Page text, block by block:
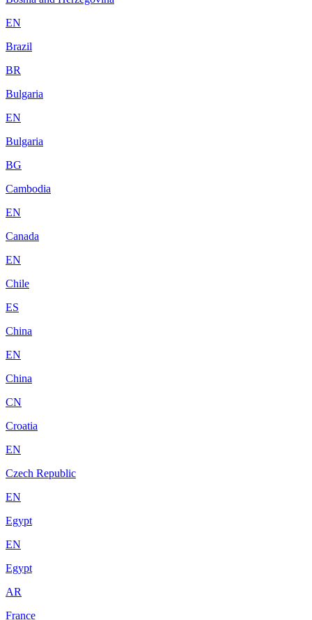
EN
Brazil
BR
Bulgaria
EN
Bulgaria
BG
Cambodia
EN
Canada
EN
Chile
ES
China
EN
China
CN
Croatia
EN
Czech Republic
EN
Egypt
EN
Egypt
AR
France